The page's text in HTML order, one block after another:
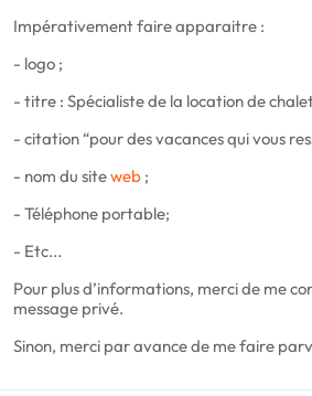
Impérativement faire apparaitre :
- logo ;
- titre : Spécialiste de la location de
- citation “pour des vacances qui vous
- nom du siteweb ;
- Téléphone portable;
- Etc...
Pour plus d’informations, merci de me
message privé.
Sinon, merci par avance de me faire